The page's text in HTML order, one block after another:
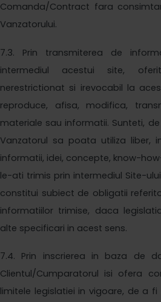
Comanda/Contract fara
Vanzatorului.
7.3. Prin transmiterea de
intermediul acestui site,
nerestrictionat si irevocabil la
reproduce, afisa, modifica,
materiale sau informatii. Sunteti,
Vanzatorul sa poata utiliza liber,
informatii, idei, concepte, know-
le-ati trimis prin intermediul Site-
constitui subiect de obligatii
informatiilor trimise, daca
alte specificari in acest sens.
7.4. Prin inscrierea in baza de
Clientul/Cumparatorul isi ofera
limitele legislatiei in vigoare, de a